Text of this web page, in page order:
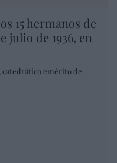
15 hermanos de
julio de 1936, en
catedrático emérito de